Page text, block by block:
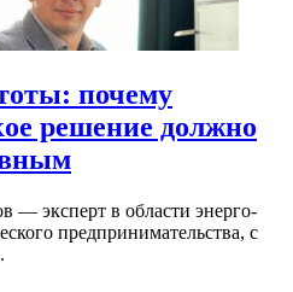
почему
решение должно
— эксперт в области энерго-
предпринимательства, с